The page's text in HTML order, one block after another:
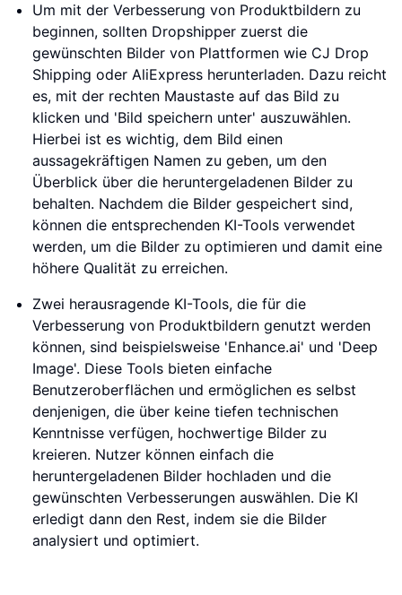
Um mit der Verbesserung von Produktbildern zu
beginnen, sollten Dropshipper zuerst die
gewünschten Bilder von Plattformen wie CJ Drop
Shipping oder AliExpress herunterladen. Dazu reicht
es, mit der rechten Maustaste auf das Bild zu
klicken und 'Bild speichern unter' auszuwählen.
Hierbei ist es wichtig, dem Bild einen
aussagekräftigen Namen zu geben, um den
Überblick über die heruntergeladenen Bilder zu
behalten. Nachdem die Bilder gespeichert sind,
können die entsprechenden KI-Tools verwendet
werden, um die Bilder zu optimieren und damit eine
höhere Qualität zu erreichen.
Zwei herausragende KI-Tools, die für die
Verbesserung von Produktbildern genutzt werden
können, sind beispielsweise 'Enhance.ai' und 'Deep
Image'. Diese Tools bieten einfache
Benutzeroberflächen und ermöglichen es selbst
denjenigen, die über keine tiefen technischen
Kenntnisse verfügen, hochwertige Bilder zu
kreieren. Nutzer können einfach die
heruntergeladenen Bilder hochladen und die
gewünschten Verbesserungen auswählen. Die KI
erledigt dann den Rest, indem sie die Bilder
analysiert und optimiert.